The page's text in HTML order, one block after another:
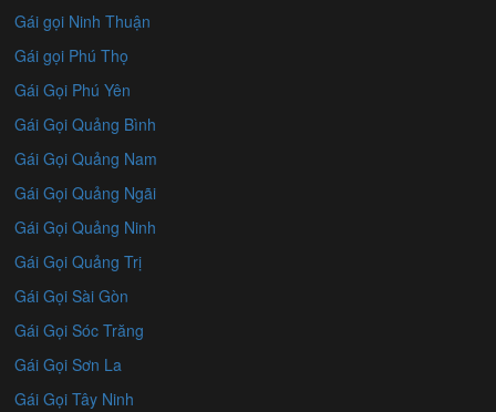
Gái gọi Ninh Thuận
Gái gọi Phú Thọ
Gái Gọi Phú Yên
Gái Gọi Quảng Bình
Gái Gọi Quảng Nam
Gái Gọi Quảng Ngãi
Gái Gọi Quảng Ninh
Gái Gọi Quảng Trị
Gái Gọi Sài Gòn
Gái Gọi Sóc Trăng
Gái Gọi Sơn La
Gái Gọi Tây Ninh